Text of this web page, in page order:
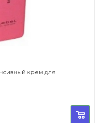
крем для